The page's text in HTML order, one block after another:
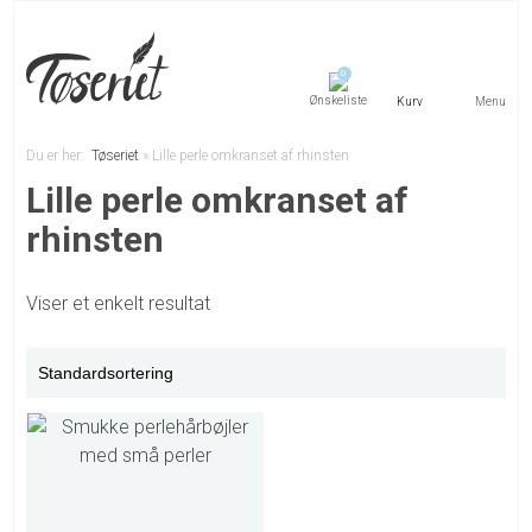
0
Menu
Du er her:Tøseriet » Lille perle omkranset af rhinsten
Lille perle omkranset af
rhinsten
Viser et enkelt resultat